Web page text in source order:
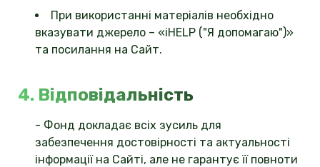
При використанні матеріалів необхідно
вказувати джерело – «iHELP ("Я допомагаю")»
та посилання на Сайт.
4. Відповідальність
- Фонд докладає всіх зусиль для
забезпечення достовірності та актуальності
інформації на Сайті, але не гарантує її повноти